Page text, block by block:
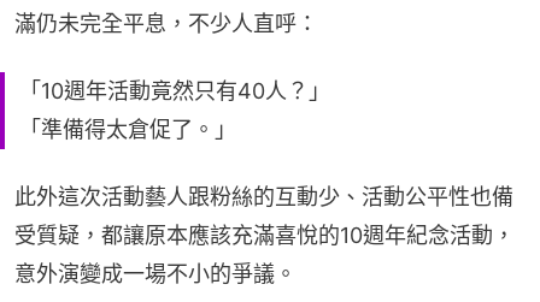
滿仍未完全平息，不少人直呼：
「10週年活動竟然只有40人？」
「準備得太倉促了。」
此外這次活動藝人跟粉絲的互動少、活動公平性也備
受質疑，都讓原本應該充滿喜悅的10週年紀念活動，
意外演變成一場不小的爭議。